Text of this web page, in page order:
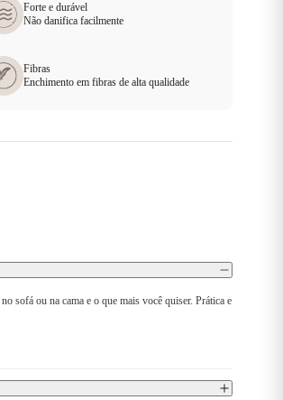
Forte e durável
Não danifica facilmente
Fibras
Enchimento em fibras de alta qualidade
sofá ou na cama e o que mais você quiser. Prática e